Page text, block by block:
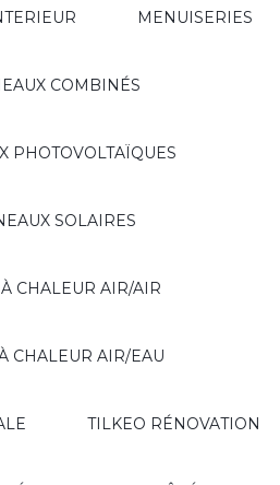
MENUISERIES
COMBINÉS
PHOTOVOLTAÏQUES
SOLAIRES
CHALEUR AIR/AIR
CHALEUR AIR/EAU
TILKEO RÉNOVATION